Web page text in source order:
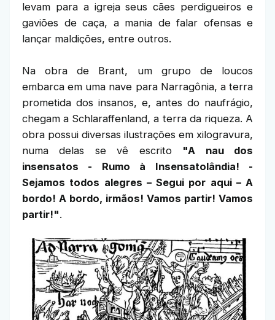
levam para a igreja seus cães perdigueiros e
gaviões de caça, a mania de falar ofensas e
lançar maldições, entre outros.
Na obra de Brant, um grupo de loucos
embarca em uma nave para Narragônia, a terra
prometida dos insanos, e, antes do naufrágio,
chegam a Schlaraffenland, a terra da riqueza. A
obra possui diversas ilustrações em xilogravura,
numa delas se vê escrito "A nau dos
insensatos - Rumo à Insensatolândia! -
Sejamos todos alegres – Segui por aqui – A
bordo! A bordo, irmãos! Vamos partir! Vamos
partir!".